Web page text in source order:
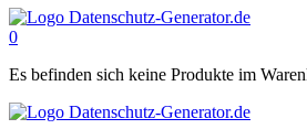
0
Es befinden sich keine Produkte im